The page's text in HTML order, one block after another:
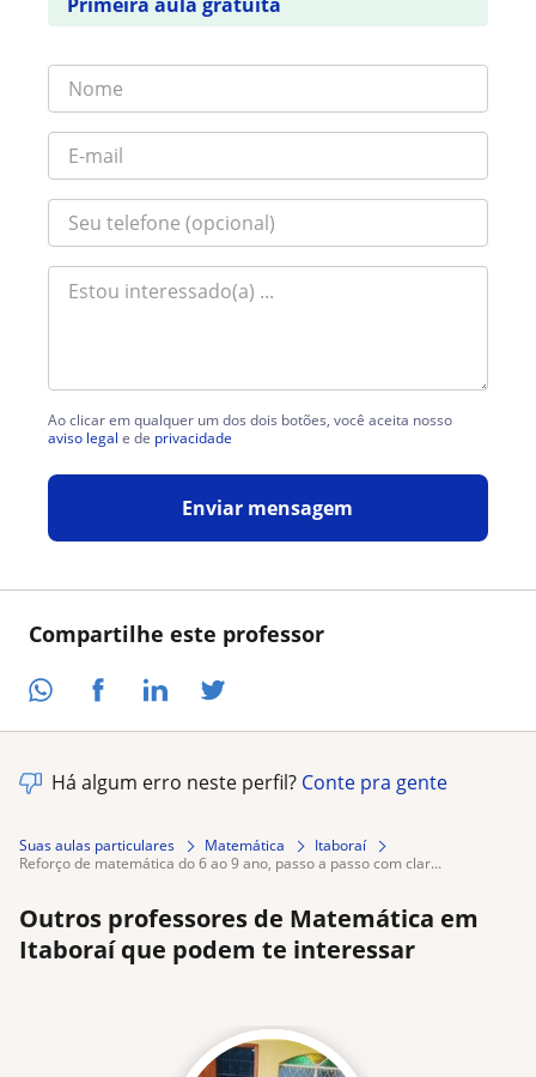
Compartilhe este professor
Ao clicar em qualquer um dos dois botões, você aceita nosso
aviso legal e de privacidade
Enviar mensagem
Há algum erro neste perfil? Conte pra gente
Suas aulas particulares Matemática
Itaboraí
reforço de matemática do 6 ao 9 ano, passo a passo com clar...
Outros professores de Matemática em
Itaboraí que podem te interessar